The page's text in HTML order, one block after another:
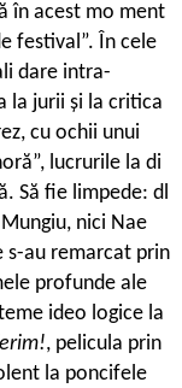
în acest mo ­ment
festival”. În cele
­dare intra-
la jurii și la critica
cu ochii unui
lucrurile la di
Să fie limpede: dl
nici Nae
s-au remarcat prin
profunde ale
ideo ­logice la
, pelicula prin
la poncifele